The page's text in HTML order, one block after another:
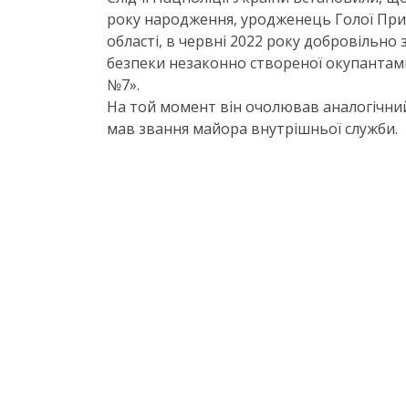
року народження, уродженець Голої
області, в червні 2022 року
безпеки незаконно створеної
№7».
На той момент він очолював
мав звання майора внутрішньої служби.